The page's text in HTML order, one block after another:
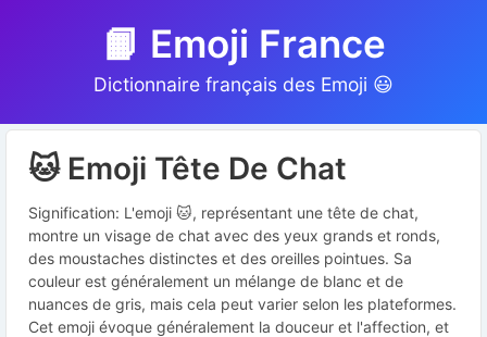
📙 Emoji France
Dictionnaire français des Emoji 😃
🐱 Emoji Tête De Chat
Signification: L'emoji 🐱, représentant une tête de chat,
montre un visage de chat avec des yeux grands et ronds,
des moustaches distinctes et des oreilles pointues. Sa
couleur est généralement un mélange de blanc et de
nuances de gris, mais cela peut varier selon les plateformes.
Cet emoji évoque généralement la douceur et l'affection, et